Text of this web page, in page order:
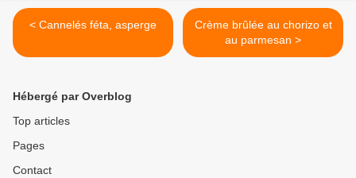
< Cannelés féta, asperge
Crème brûlée au chorizo et
au parmesan >
Hébergé par Overblog
Top articles
Pages
Contact